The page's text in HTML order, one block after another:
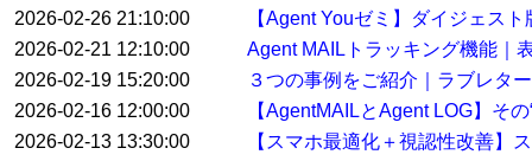
2026-02-26 21:10:00
【Agent Youゼミ】ダイジェス
2026-02-21 12:10:00
Agent MAILトラッキング機能｜
2026-02-19 15:20:00
３つの事例をご紹介｜ラブレタ
2026-02-16 12:00:00
【AgentMAILとAgent LOG】そ
2026-02-13 13:30:00
【スマホ最適化＋視認性改善】